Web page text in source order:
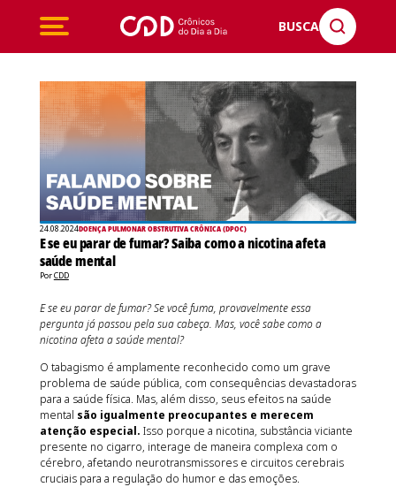
BUSCA
24.08.2024DOENÇA PULMONAR OBSTRUTIVA CRÔNICA (DPOC)
E se eu parar de fumar? Saiba como a nicotina afeta
saúde mental
PorCDD
E se eu parar de fumar? Se você fuma, provavelmente essa
pergunta já passou pela sua cabeça. Mas, você sabe como a
nicotina afeta a saúde mental?
O tabagismo é amplamente reconhecido como um grave
problema de saúde pública, com consequências devastadoras
para a saúde física. Mas, além disso, seus efeitos na saúde
mental são igualmente preocupantes e merecem
atenção especial. Isso porque a nicotina, substância viciante
presente no cigarro, interage de maneira complexa com o
cérebro, afetando neurotransmissores e circuitos cerebrais
cruciais para a regulação do humor e das emoções.